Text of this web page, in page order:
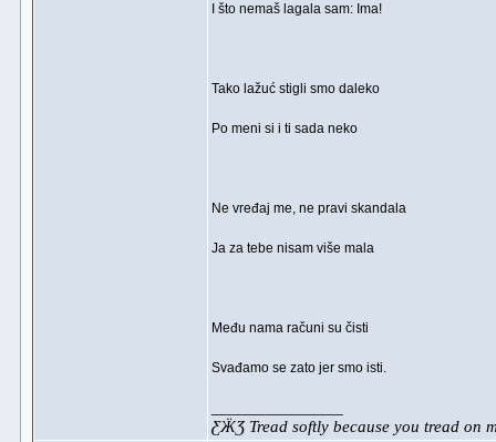
I što nemaš lagala sam: Ima!
Tako lažuć stigli smo daleko
Po meni si i ti sada neko
Ne vređaj me, ne pravi skandala
Ja za tebe nisam više mala
Među nama računi su čisti
Svađamo se zato jer smo isti.
ƸӜƷ Tread softly because you tread on